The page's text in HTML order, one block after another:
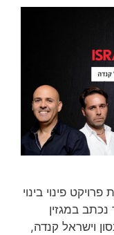
פינוי בינוי
במגזין
וישראל קנדה,